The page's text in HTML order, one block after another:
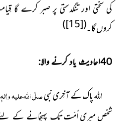
کی سختی اور تنگدستی پر صبر کرے گا
کروں گا۔(
[15]
)
40احادیث یاد کرنے والا:
اللہپاک کے آخِری نبیصلّی اللہ علیہ